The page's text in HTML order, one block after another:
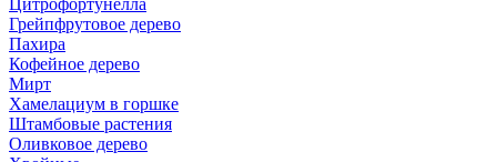
Цитрофортунелла
Грейпфрутовое дерево
Пахира
Кофейное дерево
Мирт
Хамелациум в горшке
Штамбовые растения
Оливковое дерево